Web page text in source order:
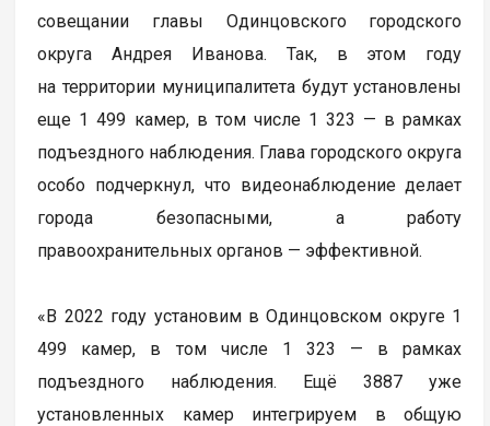
совещании главы Одинцовского городского
округа Андрея Иванова. Так, в этом году
на территории муниципалитета будут установлены
еще 1 499 камер, в том числе 1 323 — в рамках
подъездного наблюдения. Глава городского округа
особо подчеркнул, что видеонаблюдение делает
города безопасными, а работу
правоохранительных органов — эффективной.
«В 2022 году установим в Одинцовском округе 1
499 камер, в том числе 1 323 — в рамках
подъездного наблюдения. Ещё 3887 уже
установленных камер интегрируем в общую